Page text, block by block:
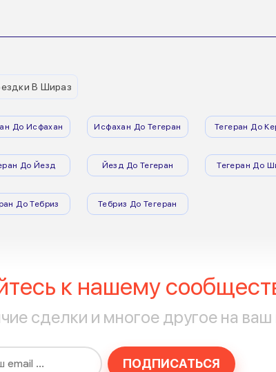
В Шираз
До Исфахан Исфахан До Тегеран Тегеран До
До Йезд Йезд До Тегеран Тегеран До
До Тебриз Тебриз До Тегеран
к нашему
сделки и многое другое на
ПОДПИСАТЬСЯ